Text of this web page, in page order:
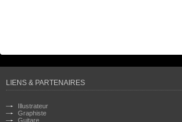
LIENS & PARTENAIRES
Illustrateur
Graphiste
Guitare